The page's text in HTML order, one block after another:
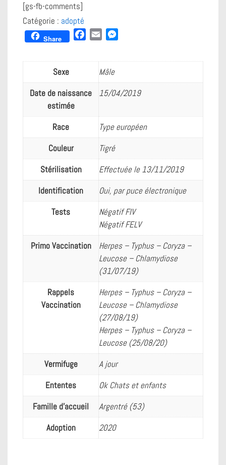
[gs-fb-comments]
Catégorie : adopté
Share
b
o
k
i
l
e
n
e
r
Sexe
Mâle
Date de naissance
estimée
15/04/2019
Race
Type européen
Couleur
Tigré
Stérilisation
Effectuée le 13/11/2019
Identification
Oui, par puce électronique
Tests
Négatif FIV
Négatif FELV
Primo Vaccination
Herpes – Typhus – Coryza –
Leucose – Chlamydiose
(31/07/19)
Rappels
Vaccination
Herpes – Typhus – Coryza –
Leucose – Chlamydiose
(27/08/19)
Herpes – Typhus – Coryza –
Leucose (25/08/20)
Vermifuge
A jour
Ententes
Ok Chats et enfants
Famille d'accueil
Argentré (53)
Adoption
2020